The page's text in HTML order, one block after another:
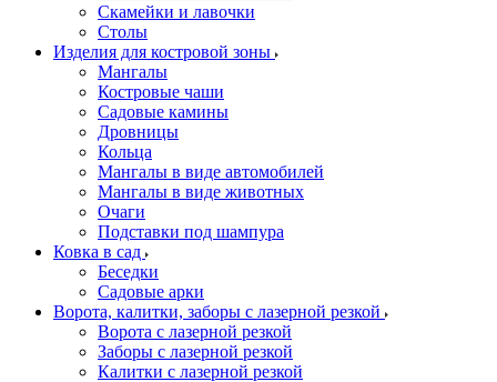
Скамейки и лавочки
Столы
Изделия для костровой зоны
Мангалы
Костровые чаши
Садовые камины
Дровницы
Кольца
Мангалы в виде автомобилей
Мангалы в виде животных
Очаги
Подставки под шампура
Ковка в сад
Беседки
Садовые арки
Ворота, калитки, заборы с лазерной резкой
Ворота с лазерной резкой
Заборы с лазерной резкой
Калитки с лазерной резкой